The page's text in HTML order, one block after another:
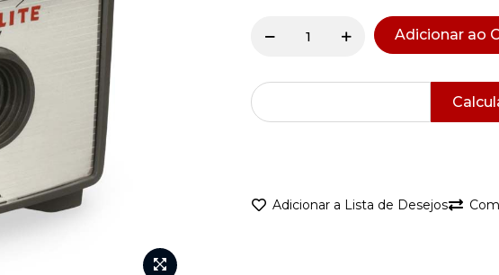
Adicionar ao
Adicionar a Lista de Desejos